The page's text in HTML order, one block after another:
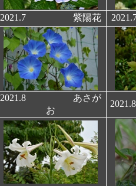
2021.7 紫陽花
2021.8 あさが
お